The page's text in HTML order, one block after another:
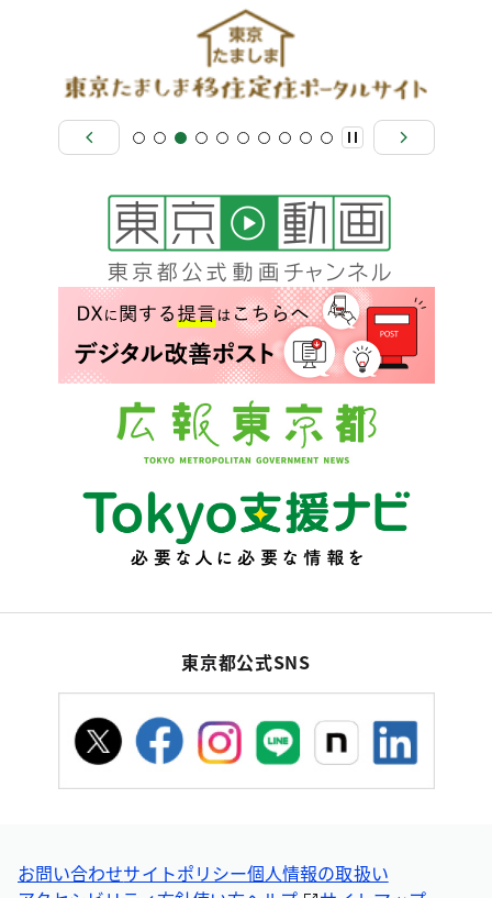
東京都公式SNS
お問い合わせサイトポリシー個人情報の取扱い